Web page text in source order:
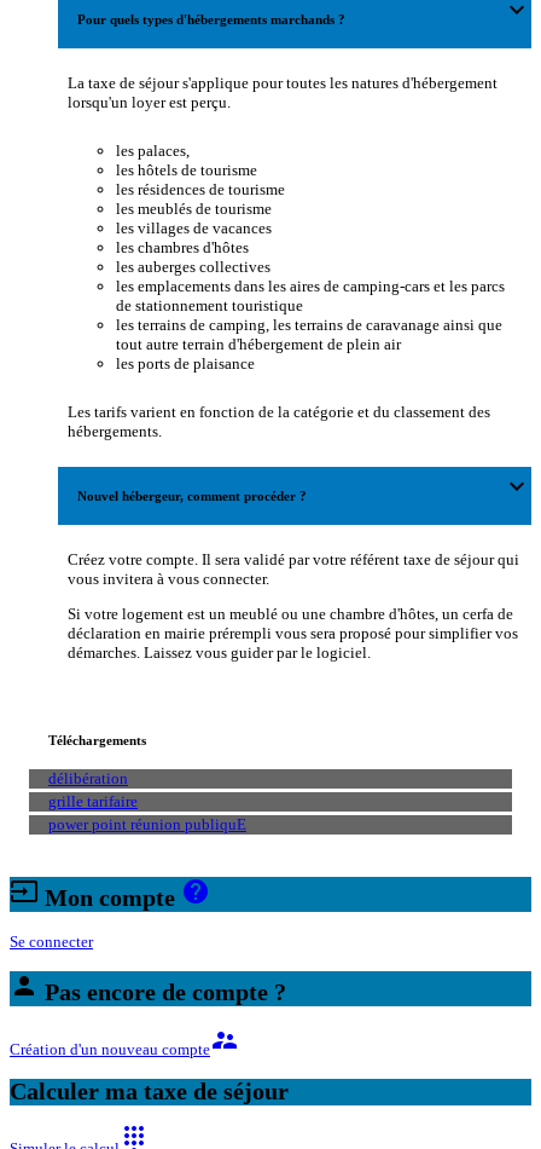
Pour quels types d'hébergements marchands ? expand_more
La taxe de séjour s'applique pour toutes les natures d'hébergement
lorsqu'un loyer est perçu.
les palaces,
les hôtels de tourisme
les résidences de tourisme
les meublés de tourisme
les villages de vacances
les chambres d'hôtes
les auberges collectives
les emplacements dans les aires de camping-cars et les parcs
de stationnement touristique
les terrains de camping, les terrains de caravanage ainsi que
tout autre terrain d'hébergement de plein air
les ports de plaisance
Les tarifs varient en fonction de la catégorie et du classement des
hébergements.
Nouvel hébergeur, comment procéder ? expand_more
Créez votre compte. Il sera validé par votre référent taxe de séjour qui
vous invitera à vous connecter.
Si votre logement est un meublé ou une chambre d'hôtes, un cerfa de
déclaration en mairie prérempli vous sera proposé pour simplifier vos
démarches. Laissez vous guider par le logiciel.
Téléchargements
délibération
grille tarifaire
power point réunion publiquE
input Mon compte help
Se connecter
person Pas encore de compte ?
Création d'un nouveau comptesupervisor_account
Calculer ma taxe de séjour
dialpad